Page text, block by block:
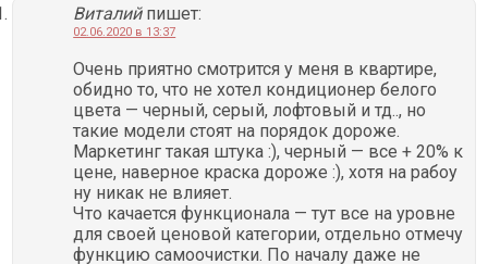
Виталий пишет:
02.06.2020 в 13:37
Очень приятно смотрится у меня в квартире,
обидно то, что не хотел кондиционер белого
цвета — черный, серый, лофтовый и тд.., но
такие модели стоят на порядок дороже.
Маркетинг такая штука :), черный — все + 20% к
цене, наверное краска дороже :), хотя на рабоу
ну никак не влияет.
Что качается функционала — тут все на уровне
для своей ценовой категории, отдельно отмечу
функцию самоочистки. По началу даже не